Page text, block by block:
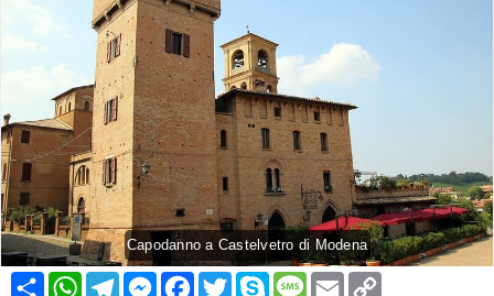
Capodanno a Castelvetro di Modena
Condividi
WhatsApp
Telegram
Messenger
Facebook
TwitterSkypeMessage
Email